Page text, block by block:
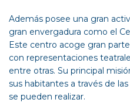
Además posee una gran
gran envergadura como el
Este centro acoge gran
con representaciones
entre otras. Su principal
sus habitantes a través de
se pueden realizar.